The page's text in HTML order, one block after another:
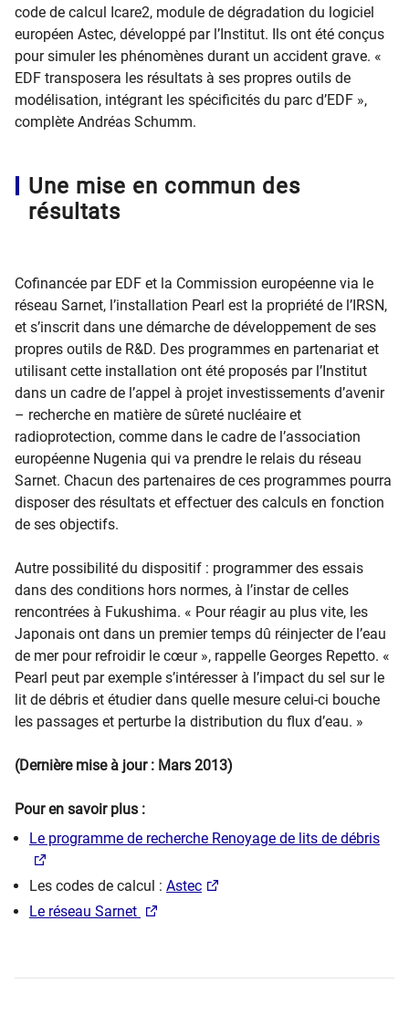
code de calcul Icare2, module de dégradation du logiciel
européen Astec, développé par l’Institut. Ils ont été conçus
pour simuler les phénomènes durant un accident grave. «
EDF transposera les résultats à ses propres outils de
modélisation, intégrant les spécificités du parc d’EDF »,
complète Andréas Schumm.
Une mise en commun des
résultats
Cofinancée par EDF et la Commission européenne via le
réseau Sarnet, l’installation Pearl est la propriété de l’IRSN,
et s’inscrit dans une démarche de développement de ses
propres outils de R&D. Des programmes en partenariat et
utilisant cette installation ont été proposés par l’Institut
dans un cadre de l’appel à projet investissements d’avenir
– recherche en matière de sûreté nucléaire et
radioprotection, comme dans le cadre de l’association
européenne Nugenia qui va prendre le relais du réseau
Sarnet. Chacun des partenaires de ces programmes pourra
disposer des résultats et effectuer des calculs en fonction
de ses objectifs.
Autre possibilité du dispositif : programmer des essais
dans des conditions hors normes, à l’instar de celles
rencontrées à Fukushima. « Pour réagir au plus vite, les
Japonais ont dans un premier temps dû réinjecter de l’eau
de mer pour refroidir le cœur », rappelle Georges Repetto. «
Pearl peut par exemple s’intéresser à l’impact du sel sur le
lit de débris et étudier dans quelle mesure celui-ci bouche
les passages et perturbe la distribution du flux d’eau. »
(Dernière mise à jour : Mars 2013)
Pour en savoir plus :
Le programme de recherche Renoyage de lits de débris
Les codes de calcul : Astec
Le réseau Sarnet